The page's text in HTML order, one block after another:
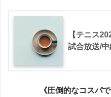
【テニス
試合放送/
《圧倒的なコスパ